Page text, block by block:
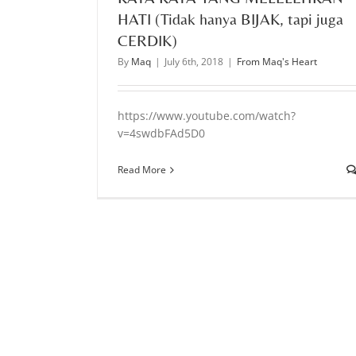
HATI (Tidak hanya BIJAK, tapi juga
CERDIK)
By Maq | July 6th, 2018 | From Maq's Heart
https://www.youtube.com/watch?
v=4swdbFAd5D0
Read More